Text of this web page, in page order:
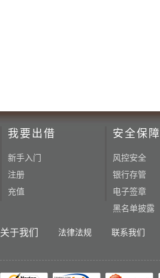
我要出借
新手入门
注册
充值
安全保障
风控安全
银行存管
电子签章
黑名单披露
关于我们 法律法规 联系我们